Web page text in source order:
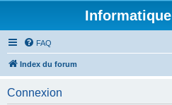
FAQ
Index du forum
Connexion